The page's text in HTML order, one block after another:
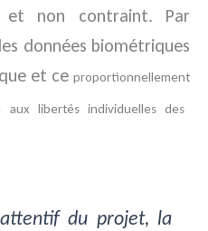
et non contraint. Par
données biométriques
et ce proportionnellement
aux libertés individuelles des
du projet, la